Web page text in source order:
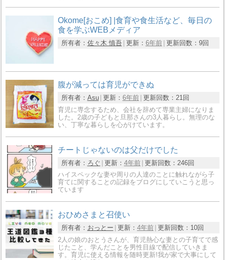
Okome[おこめ] |食育や食生活など、毎日の
食を学ぶWEBメディア
所有者： 佐々木 慎吾 更新： 6年前 更新回数： 9回
腹が減っては育児ができぬ
所有者： Asu 更新： 6年前 更新回数： 21回
育児に専念するため、会社を辞めて専業主婦になりま
した。2歳の子どもと旦那さんの3人暮らし。無理のな
い、丁寧な暮らしを心がけています。
チートじゃないのは父だけでした
所有者： ろぐ 更新： 4年前 更新回数： 246回
ハイスペックな妻や周りの人達のことに触れながら子
育てに関することの記録をブログにしていこうと思っ
ています
おひめさまと召使い
所有者： おっとー 更新： 4年前 更新回数： 10回
2人の娘のおとうさんが、育児熱心な妻との子育てで感
じたこと、学んだことを男性目線で配信していきま
す。育児に使える情報を随時更新!我が家で大事にして